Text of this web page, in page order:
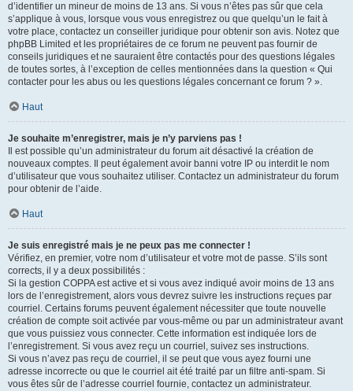
d’identifier un mineur de moins de 13 ans. Si vous n’êtes pas sûr que cela
s’applique à vous, lorsque vous vous enregistrez ou que quelqu’un le fait à
votre place, contactez un conseiller juridique pour obtenir son avis. Notez que
phpBB Limited et les propriétaires de ce forum ne peuvent pas fournir de
conseils juridiques et ne sauraient être contactés pour des questions légales
de toutes sortes, à l’exception de celles mentionnées dans la question « Qui
contacter pour les abus ou les questions légales concernant ce forum ? ».
Haut
Je souhaite m’enregistrer, mais je n’y parviens pas !
Il est possible qu’un administrateur du forum ait désactivé la création de
nouveaux comptes. Il peut également avoir banni votre IP ou interdit le nom
d’utilisateur que vous souhaitez utiliser. Contactez un administrateur du forum
pour obtenir de l’aide.
Haut
Je suis enregistré mais je ne peux pas me connecter !
Vérifiez, en premier, votre nom d’utilisateur et votre mot de passe. S’ils sont
corrects, il y a deux possibilités :
Si la gestion COPPA est active et si vous avez indiqué avoir moins de 13 ans
lors de l’enregistrement, alors vous devrez suivre les instructions reçues par
courriel. Certains forums peuvent également nécessiter que toute nouvelle
création de compte soit activée par vous-même ou par un administrateur avant
que vous puissiez vous connecter. Cette information est indiquée lors de
l’enregistrement. Si vous avez reçu un courriel, suivez ses instructions.
Si vous n’avez pas reçu de courriel, il se peut que vous ayez fourni une
adresse incorrecte ou que le courriel ait été traité par un filtre anti-spam. Si
vous êtes sûr de l’adresse courriel fournie, contactez un administrateur.